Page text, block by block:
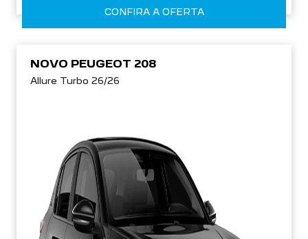
CONFIRA A OFERTA
NOVO PEUGEOT 208
Allure Turbo 26/26